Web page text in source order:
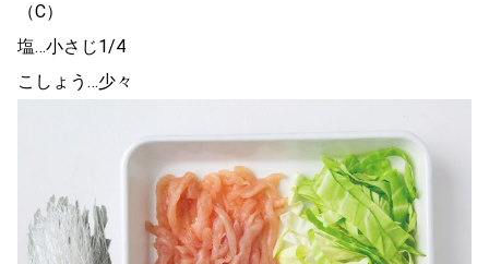
（C）
塩…小さじ1/4
こしょう…少々